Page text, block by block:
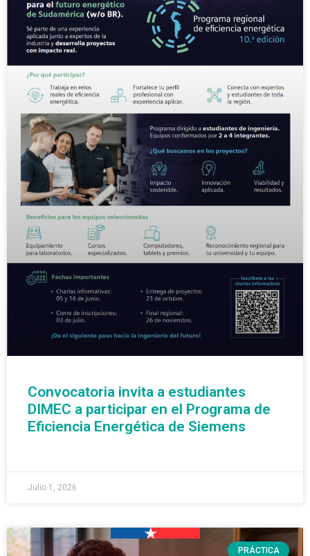
Convocatoria invita a estudiantes
DIMEC a participar en el Programa de
Eficiencia Energética de Siemens
Julio 1, 2026
PRÁCTICA